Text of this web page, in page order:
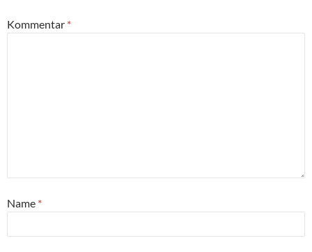
Kommentar *
Name *